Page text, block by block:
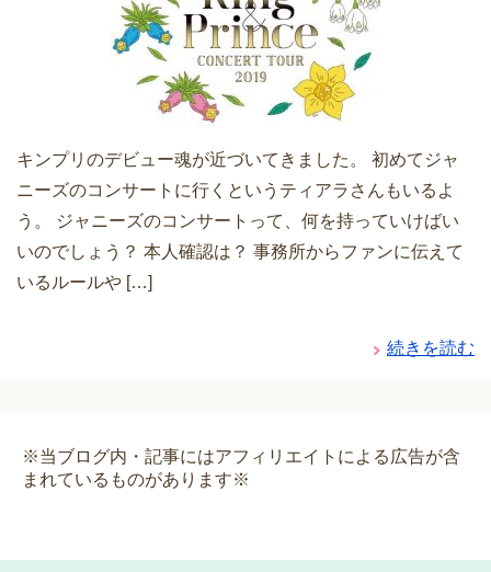
キンプリのデビュー魂が近づいてきました。 初めてジャ
ニーズのコンサートに行くというティアラさんもいるよ
う。 ジャニーズのコンサートって、何を持っていけばい
いのでしょう？ 本人確認は？ 事務所からファンに伝えて
いるルールや […]
続きを読む
※当ブログ内・記事にはアフィリエイトによる広告が含
まれているものがあります※